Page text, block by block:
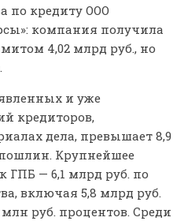
по кредиту ООО
компания получила
4,02 млрд руб., но
и уже
кредиторов,
дела, превышает 8,9
Крупнейшее
ГПБ — 6,1 млрд руб. по
включая 5,8 млрд руб.
млн руб. процентов. Среди